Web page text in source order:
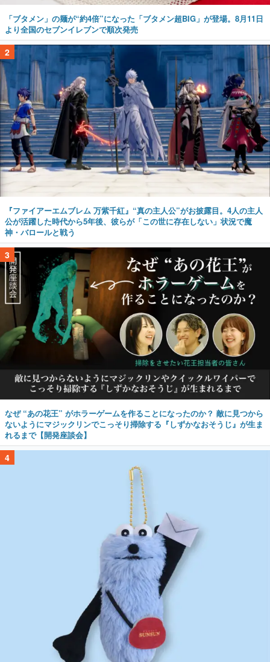
「ブタメン」の麺が“約4倍”になった「ブタメン超BIG」が登場。8月11日
より全国のセブンイレブンで順次発売
2
『ファイアーエムブレム 万紫千紅』“真の主人公”がお披露目。4人の主人
公が活躍した時代から5年後、彼らが「この世に存在しない」状況で魔
神・バロールと戦う
3
なぜ “あの花王” がホラーゲームを作ることになったのか？ 敵に見つから
ないようにマジックリンでこっそり掃除する『しずかなおそうじ』が生ま
れるまで【開発座談会】
4